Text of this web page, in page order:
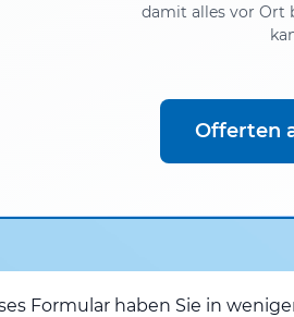
damit alles vor Ort
Offerten
Formular haben Sie in